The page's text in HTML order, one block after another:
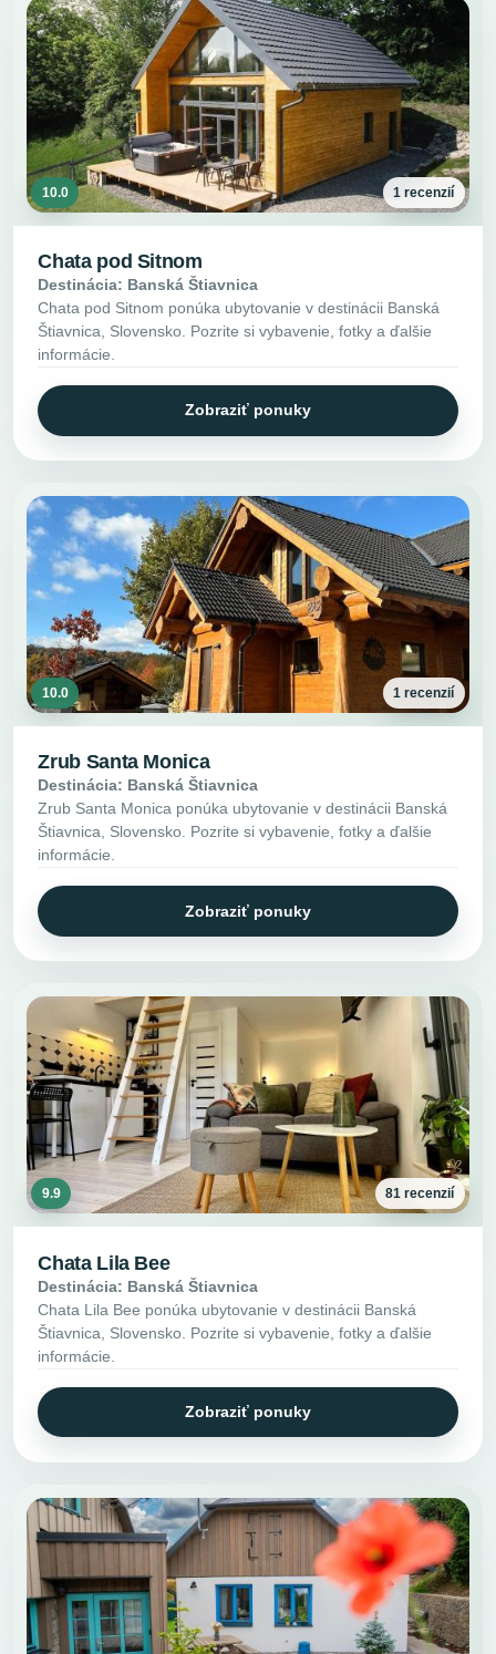
10.0 1 recenzií
Chata pod Sitnom
Destinácia: Banská Štiavnica
Chata pod Sitnom ponúka ubytovanie v destinácii Banská
Štiavnica, Slovensko. Pozrite si vybavenie, fotky a ďalšie
informácie.
Zobraziť ponuky
10.0 1 recenzií
Zrub Santa Monica
Destinácia: Banská Štiavnica
Zrub Santa Monica ponúka ubytovanie v destinácii Banská
Štiavnica, Slovensko. Pozrite si vybavenie, fotky a ďalšie
informácie.
Zobraziť ponuky
9.9 81 recenzií
Chata Lila Bee
Destinácia: Banská Štiavnica
Chata Lila Bee ponúka ubytovanie v destinácii Banská
Štiavnica, Slovensko. Pozrite si vybavenie, fotky a ďalšie
informácie.
Zobraziť ponuky